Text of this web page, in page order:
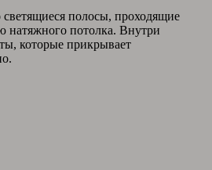
полосы, проходящие
натяжного потолка. Внутри
которые прикрывает